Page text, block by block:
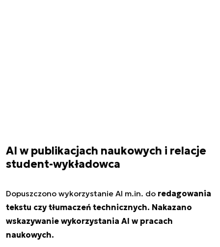
AI w publikacjach naukowych i relacje
student-wykładowca
Dopuszczono wykorzystanie AI m.in. do redagowania
tekstu czy tłumaczeń technicznych. Nakazano
wskazywanie wykorzystania AI w pracach
naukowych.